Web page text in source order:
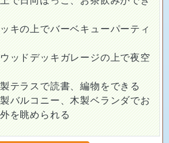
キの上でバーベキューパーティ
ッドデッキガレージの上で夜空
テラスで読書、編物をできる
バルコニー、木製ベランダでお
を眺められる